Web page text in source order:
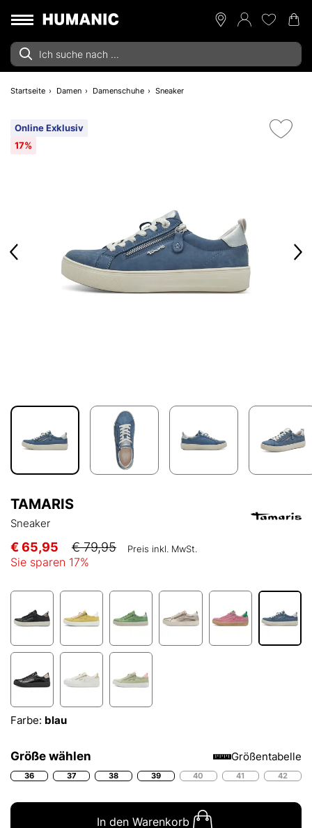
Startseite Damen Damenschuhe Sneaker
Online Exklusiv
17%
TAMARIS
Sneaker
€ 65,95 € 79,95 Preis inkl. MwSt.
Sie sparen 17%
Farbe: blau
Größe wählen Größentabelle
36 37 38 39 40 41 42
In den Warenkorb